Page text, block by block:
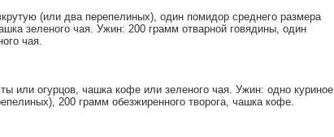
(или два перепелиных), один помидор среднего размера
зеленого чая. Ужин: 200 грамм отварной говядины, один
чая.
или огурцов, чашка кофе или зеленого чая. Ужин: одно куриное
200 грамм обезжиренного творога, чашка кофе.